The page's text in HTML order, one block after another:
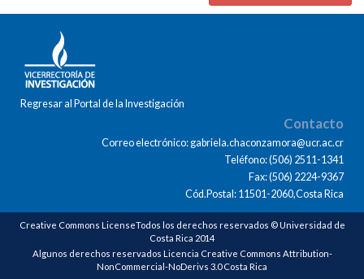
Regresar al Portal de la Investigación
Contacto
Correo electrónico: gabriela.chaconzamora@ucr.ac.cr
Teléfono: (506) 2511-1341
Fax: (506) 2224-9367
Cód.Postal: 11501-2060,Costa Rica
Creative Commons LicenseTodos los derechos reservados © Universidad de
Costa Rica 2014
Algunos derechos reservados Licencia Creative Commons Attribution-
NonCommercial-NoDerivs 3.0 Costa Rica